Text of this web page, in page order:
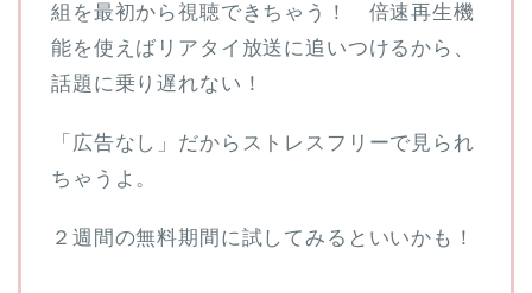
組を最初から視聴できちゃう！ 倍速再生機
能を使えばリアタイ放送に追いつけるから、
話題に乗り遅れない！
「広告なし」だからストレスフリーで見られ
ちゃうよ。
２週間の無料期間に試してみるといいかも！